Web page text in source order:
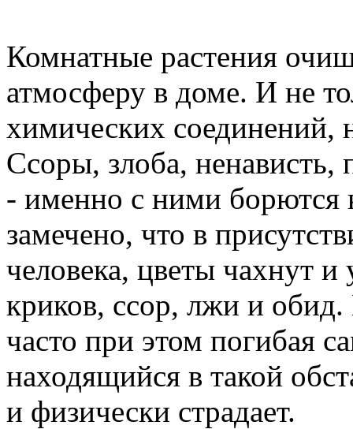
Комнатные растения
атмосферу в доме. И не
химических соединений,
Ссоры, злоба, ненависть,
- именно с ними борются
замечено, что в
человека, цветы чахнут
криков, ссор, лжи и
часто при этом погибая
находящийся в такой
и физически страдает.